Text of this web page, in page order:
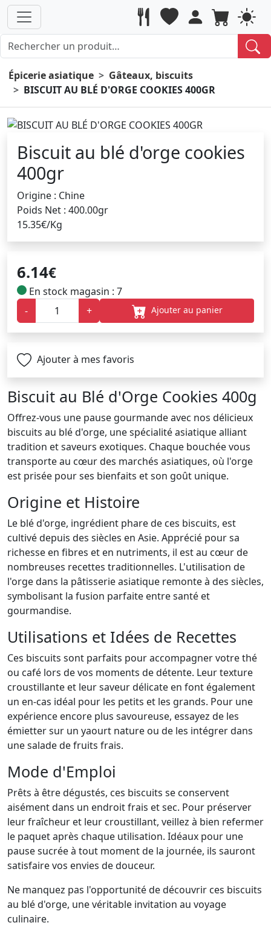
Épicerie asiatique
Gâteaux, biscuits
BISCUIT AU BLÉ D'ORGE COOKIES 400GR
Biscuit au blé d'orge cookies
400gr
Origine : Chine
Poids Net : 400.00gr
15.35€/Kg
6.14€
En stock magasin : 7
-
+ Ajouter au panier
Ajouter à mes favoris
Biscuit au Blé d'Orge Cookies 400g
Offrez-vous une pause gourmande avec nos délicieux
biscuits au blé d'orge, une spécialité asiatique alliant
tradition et saveurs exotiques. Chaque bouchée vous
transporte au cœur des marchés asiatiques, où l'orge
est prisée pour ses bienfaits et son goût unique.
Origine et Histoire
Le blé d'orge, ingrédient phare de ces biscuits, est
cultivé depuis des siècles en Asie. Apprécié pour sa
richesse en fibres et en nutriments, il est au cœur de
nombreuses recettes traditionnelles. L'utilisation de
l'orge dans la pâtisserie asiatique remonte à des siècles,
symbolisant la fusion parfaite entre santé et
gourmandise.
Utilisations et Idées de Recettes
Ces biscuits sont parfaits pour accompagner votre thé
ou café lors de vos moments de détente. Leur texture
croustillante et leur saveur délicate en font également
un en-cas idéal pour les petits et les grands. Pour une
expérience encore plus savoureuse, essayez de les
émietter sur un yaourt nature ou de les intégrer dans
une salade de fruits frais.
Mode d'Emploi
Prêts à être dégustés, ces biscuits se conservent
aisément dans un endroit frais et sec. Pour préserver
leur fraîcheur et leur croustillant, veillez à bien refermer
le paquet après chaque utilisation. Idéaux pour une
pause sucrée à tout moment de la journée, ils sauront
satisfaire vos envies de douceur.
Ne manquez pas l'opportunité de découvrir ces biscuits
au blé d'orge, une véritable invitation au voyage
culinaire.